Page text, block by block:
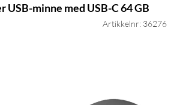
USB-minne med USB-C 64 GB
Artikkelnr: 36276